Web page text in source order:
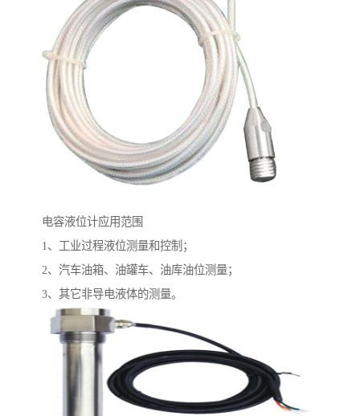
电容液位计应用范围
1、工业过程液位测量和控制；
2、汽车油箱、油罐车、油库油位测量；
3、其它非导电液体的测量。